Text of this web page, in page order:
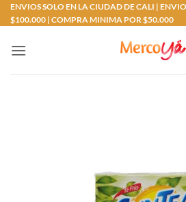
Saltar
al
ENVIOS SOLO EN LA CIUDAD DE CALI |
$100.000 | COMPRA MINIMA POR $50.000